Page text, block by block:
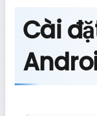
Cài